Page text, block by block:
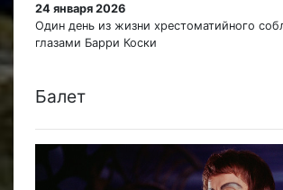
24 января 2026
Один день из жизни хрестоматийного
глазами Барри Коски
Балет